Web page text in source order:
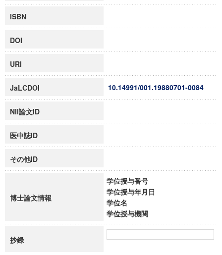
ISBN
DOI
URI
JaLCDOI 10.14991/001.19880701-0084
NII論文ID
医中誌ID
その他ID
博士論文情報
学位授与番号
学位授与年月日
学位名
学位授与機関
抄録